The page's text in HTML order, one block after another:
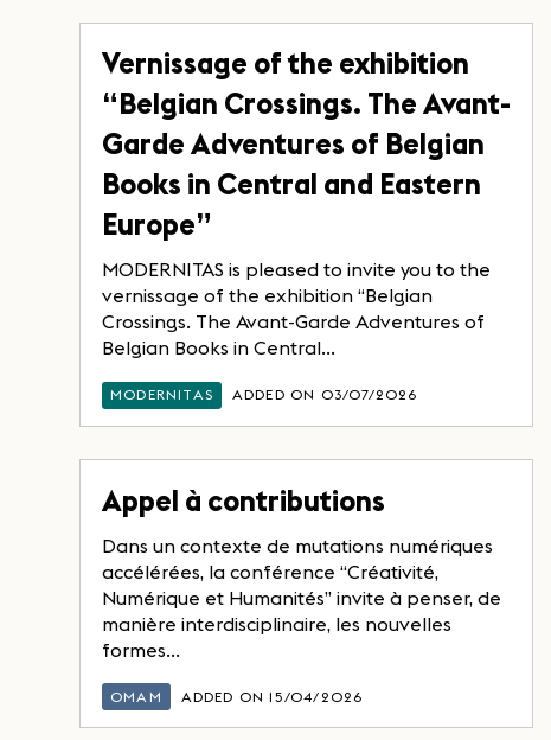
Vernissage of the exhibition
“Belgian Crossings. The Avant-
Garde Adventures of Belgian
Books in Central and Eastern
Europe”
MODERNITAS is pleased to invite you to the
vernissage of the exhibition “Belgian
Crossings. The Avant-Garde Adventures of
Belgian Books in Central...
MODERNITAS ADDED ON 03/07/2026
Appel à contributions
Dans un contexte de mutations numériques
accélérées, la conférence “Créativité,
Numérique et Humanités” invite à penser, de
manière interdisciplinaire, les nouvelles
formes...
OMAM ADDED ON 15/04/2026